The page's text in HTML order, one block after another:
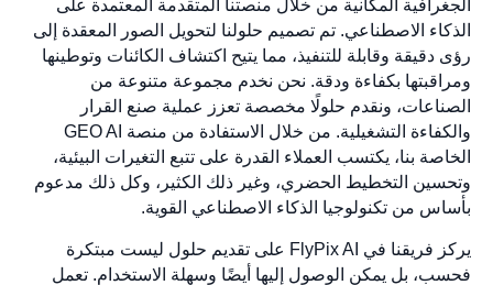
الجغرافية المكانية من خلال منصتنا المتقدمة المعتمدة على
الذكاء الاصطناعي. تم تصميم حلولنا لتحويل الصور المعقدة إلى
رؤى دقيقة وقابلة للتنفيذ، مما يتيح اكتشاف الكائنات وتوطينها
ومراقبتها بكفاءة ودقة. نحن نخدم مجموعة متنوعة من
الصناعات، ونقدم حلولًا مخصصة تعزز عملية صنع القرار
والكفاءة التشغيلية. من خلال الاستفادة من منصة GEO AI
الخاصة بنا، يكتسب العملاء القدرة على تتبع التغيرات البيئية،
وتحسين التخطيط الحضري، وغير ذلك الكثير، وكل ذلك مدعوم
بأساس من تكنولوجيا الذكاء الاصطناعي القوية.
يركز فريقنا في FlyPix AI على تقديم حلول ليست مبتكرة
فحسب، بل يمكن الوصول إليها أيضًا وسهلة الاستخدام. تعمل